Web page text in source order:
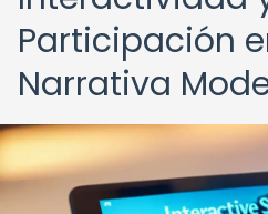
Participación
Narrativa